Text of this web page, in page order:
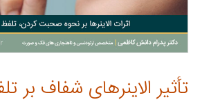
تأثیر الاینرهای شفاف بر